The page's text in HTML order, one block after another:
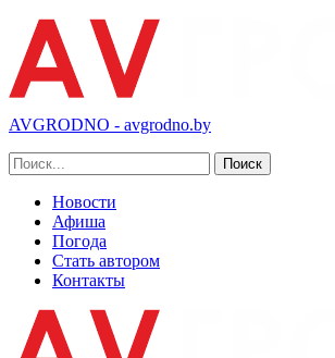
AVGRODNO - avgrodno.by
Новости
Афиша
Погода
Стать автором
Контакты